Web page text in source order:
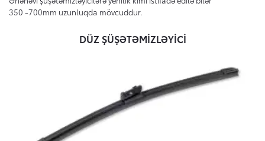
350 -700mm uzunluqda mövcuddur.
DÜZ ŞÜŞƏTƏMİZLƏYİCİ